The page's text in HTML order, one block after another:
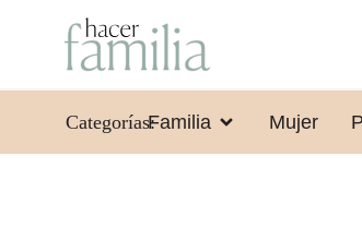
Categorías:Familia Mujer